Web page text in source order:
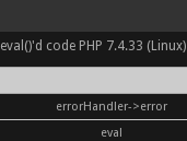
code PHP 7.4.33 (Linux)
errorHandler->error
eval